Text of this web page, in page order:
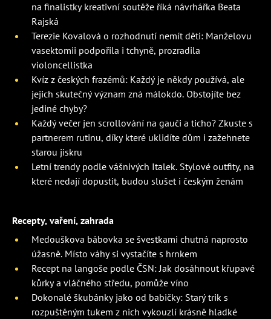
na finalistky kreativní soutěže říká návrhářka Beata
Rajská
Terezie Kovalová o rozhodnutí nemít děti: Manželovu
vasektomii podpořila i tchyně, prozradila
violoncellistka
Kvíz z českých frazémů: Každý je někdy používá, ale
jejich skutečný význam zná málokdo. Obstojíte bez
jediné chyby?
Každý večer jen scrollování na gauči a ticho? Zkuste s
partnerem rutinu, díky které uklidíte dům i zažehnete
starou jiskru
Letní trendy podle vášnivých Italek. Stylové outfity, na
které nedají dopustit, budou slušet i českým ženám
Recepty, vaření, zahrada
Medouškova bábovka se švestkami chutná naprosto
úžasně. Místo váhy si vystačíte s hrnkem
Recept na langoše podle ČSN: Jak dosáhnout křupavé
kůrky a vláčného středu, pomůže víno
Dokonalé škubánky jako od babičky: Starý trik s
rozpuštěným tukem z nich vykouzlí krásně hladké